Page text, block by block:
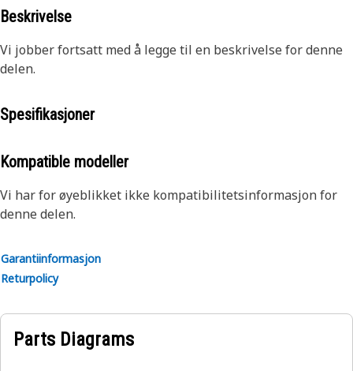
Beskrivelse
Vi jobber fortsatt med å legge til en beskrivelse for denne
delen.
Spesifikasjoner
Kompatible modeller
Vi har for øyeblikket ikke kompatibilitetsinformasjon for
denne delen.
Garantiinformasjon
Returpolicy
Parts Diagrams